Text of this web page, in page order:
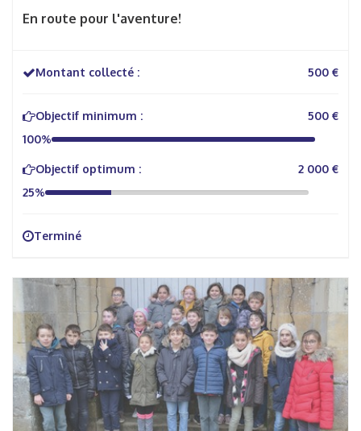
En route pour l'aventure!
Montant collecté : 500 €
Objectif minimum :
500 €
100%
Objectif optimum :
2 000 €
25%
Terminé